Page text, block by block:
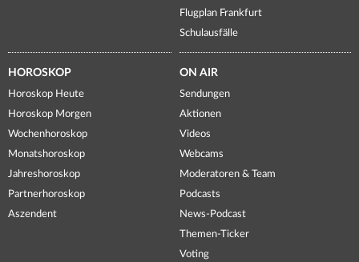
Flugplan Frankfurt
Schulausfälle
HOROSKOP
Horoskop Heute
Horoskop Morgen
Wochenhoroskop
Monatshoroskop
Jahreshoroskop
Partnerhoroskop
Aszendent
ON AIR
Sendungen
Aktionen
Videos
Webcams
Moderatoren & Team
Podcasts
News-Podcast
Themen-Ticker
Voting